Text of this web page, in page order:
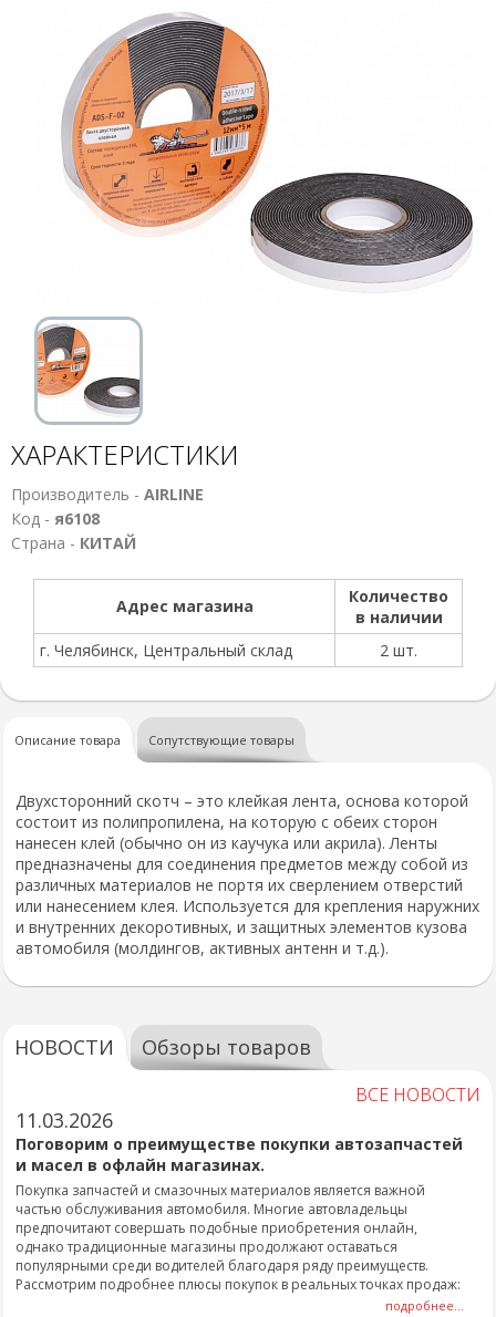
ХАРАКТЕРИСТИКИ
Производитель - AIRLINE
Код - я6108
Страна - КИТАЙ
Адрес магазина
Количество
в наличии
г. Челябинск, Центральный склад
2 шт.
Описание товара Сопутствующие товары
Двухсторонний скотч – это клейкая лента, основа которой
состоит из полипропилена, на которую с обеих сторон
нанесен клей (обычно он из каучука или акрила). Ленты
предназначены для соединения предметов между собой из
различных материалов не портя их сверлением отверстий
или нанесением клея. Используется для крепления наружних
и внутренних декоротивных, и защитных элементов кузова
автомобиля (молдингов, активных антенн и т.д.).
НОВОСТИ Обзоры товаров
ВСЕ НОВОСТИ
11.03.2026
Поговорим о преимуществе покупки автозапчастей
и масел в офлайн магазинах.
Покупка запчастей и смазочных материалов является важной
частью обслуживания автомобиля. Многие автовладельцы
предпочитают совершать подобные приобретения онлайн,
однако традиционные магазины продолжают оставаться
популярными среди водителей благодаря ряду преимуществ.
Рассмотрим подробнее плюсы покупок в реальных точках продаж:
подробнее...